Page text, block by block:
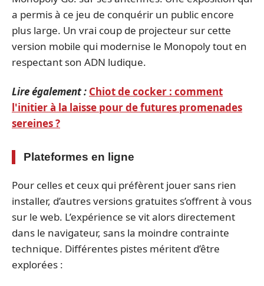
a permis à ce jeu de conquérir un public encore
plus large. Un vrai coup de projecteur sur cette
version mobile qui modernise le Monopoly tout en
respectant son ADN ludique.
Lire également : Chiot de cocker : comment
l'initier à la laisse pour de futures promenades
sereines ?
Plateformes en ligne
Pour celles et ceux qui préfèrent jouer sans rien
installer, d’autres versions gratuites s’offrent à vous
sur le web. L’expérience se vit alors directement
dans le navigateur, sans la moindre contrainte
technique. Différentes pistes méritent d’être
explorées :